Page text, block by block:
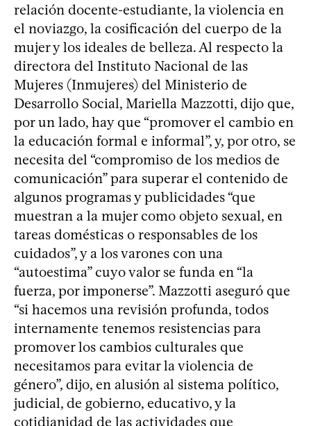
relación docente-estudiante, la violencia en
el noviazgo, la cosificación del cuerpo de la
mujer y los ideales de belleza. Al respecto la
directora del Instituto Nacional de las
Mujeres (Inmujeres) del Ministerio de
Desarrollo Social, Mariella Mazzotti, dijo que,
por un lado, hay que “promover el cambio en
la educación formal e informal”, y, por otro, se
necesita del “compromiso de los medios de
comunicación” para superar el contenido de
algunos programas y publicidades “que
muestran a la mujer como objeto sexual, en
tareas domésticas o responsables de los
cuidados”, y a los varones con una
“autoestima” cuyo valor se funda en “la
fuerza, por imponerse”. Mazzotti aseguró que
“si hacemos una revisión profunda, todos
internamente tenemos resistencias para
promover los cambios culturales que
necesitamos para evitar la violencia de
género”, dijo, en alusión al sistema político,
judicial, de gobierno, educativo, y la
cotidianidad de las actividades que